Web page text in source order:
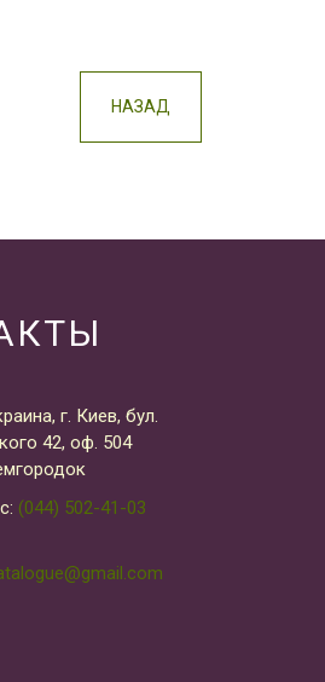
НАЗАД
г. Киев, бул.
42, оф. 504
(044) 502-41-03